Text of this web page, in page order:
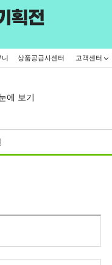
니 상품공급사센터 고객센터
에 보기